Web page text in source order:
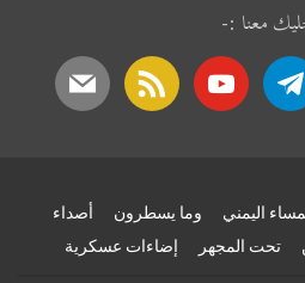
معنا :-
youtube
rss
mail
اليمني وما يسطرون
أصداء
تحت المجهر إضاءات عسكرية